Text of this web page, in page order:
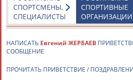
СПОРТИВНЫЕ
ОРГАНИЗАЦИИ
СПОРТСМЕНЫ,
СПЕЦИАЛИСТЫ
НАПИСАТЬ Евгений ЖЕРБАЕВ
СООБЩЕНИЕ
ПРОЧИТАТЬ ПРИВЕТСТВИЕ /